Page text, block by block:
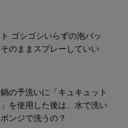
ゴシゴシいらずの泡パッ
のままスプレーしていい
の予洗いに「キュキュット
を使用した後は、水で洗い
ンジで洗うの？